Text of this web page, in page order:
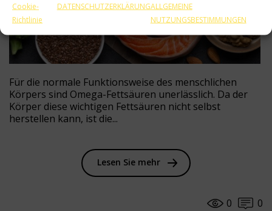
Cookie-
Richtlinie
DATENSCHUTZERKLÄRUNGALLGEMEINE
NUTZUNGSBESTIMMUNGEN
Für die normale Funktionsweise des menschlichen
Körpers sind Omega-Fettsäuren unerlässlich. Da der
Körper diese wichtigen Fettsäuren nicht selbst
herstellen kann, ist die...
Lesen Sie mehr
0
0